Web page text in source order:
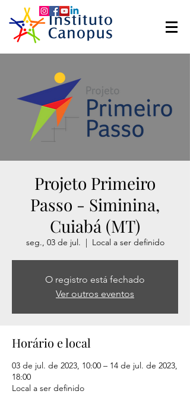
Projeto Primeiro
Passo - Siminina,
Cuiabá (MT)
seg., 03 de jul.
  |
Local a ser definido
O registro está fechado
Ver outros eventos
Horário e local
03 de jul. de 2023, 10:00 – 14 de jul. de 2023,
18:00
Local a ser definido